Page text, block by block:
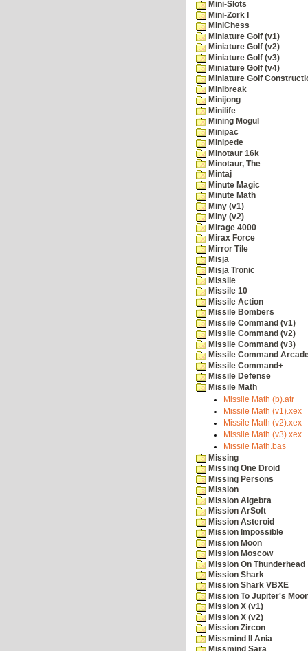
Mini-Slots
Mini-Zork I
MiniChess
Miniature Golf (v1)
Miniature Golf (v2)
Miniature Golf (v3)
Miniature Golf (v4)
Miniature Golf
Minibreak
Minijong
Minilife
Mining Mogul
Minipac
Minipede
Minotaur 16k
Minotaur, The
Mintaj
Minute Magic
Minute Math
Miny (v1)
Miny (v2)
Mirage 4000
Mirax Force
Mirror Tile
Misja
Misja Tronic
Missile
Missile 10
Missile Action
Missile Bombers
Missile Command (v1)
Missile Command (v2)
Missile Command (v3)
Missile Command
Missile Command+
Missile Defense
Missile Math
Missile Math (b).atr
Missile Math (v1).xex
Missile Math (v2).xex
Missile Math (v3).xex
Missile Math.bas
Missing
Missing One Droid
Missing Persons
Mission
Mission Algebra
Mission ArSoft
Mission Asteroid
Mission Impossible
Mission Moon
Mission Moscow
Mission On Thunderhead
Mission Shark
Mission Shark VBXE
Mission To Jupiter's
Mission X (v1)
Mission X (v2)
Mission Zircon
Missmind II Ania
Missmind Sara